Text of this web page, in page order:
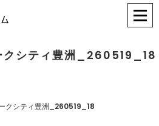
シティ豊洲_260519_18
クシティ豊洲_260519_18